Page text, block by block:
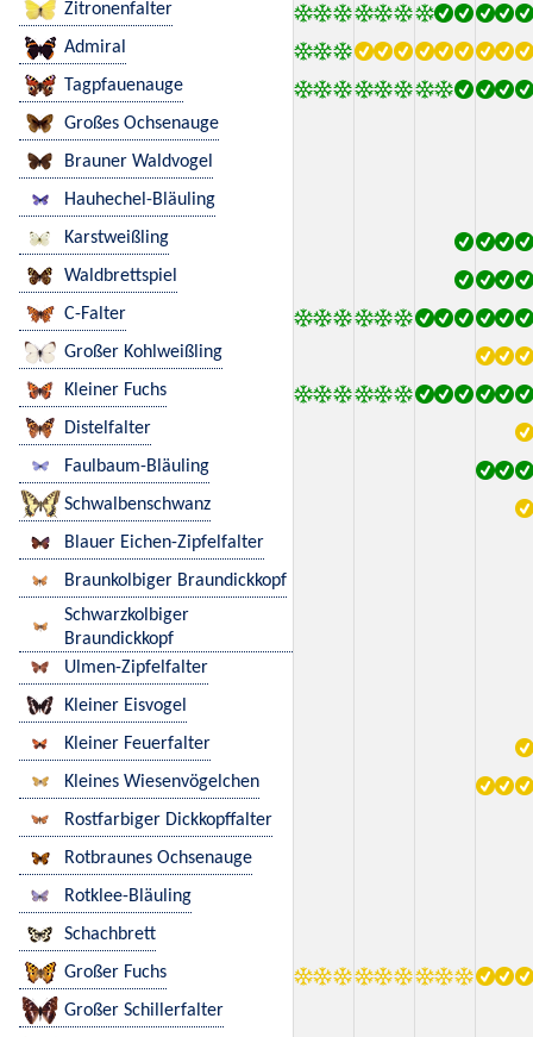
Zitronenfalter
Admiral
Tagpfauenauge
Großes Ochsenauge
Brauner Waldvogel
Hauhechel-Bläuling
Karstweißling
Waldbrettspiel
C-Falter
Großer Kohlweißling
Kleiner Fuchs
Distelfalter
Faulbaum-Bläuling
Schwalbenschwanz
Blauer Eichen-Zipfelfalter
Braunkolbiger Braundickkopf
Schwarzkolbiger
Braundickkopf
Ulmen-Zipfelfalter
Kleiner Eisvogel
Kleiner Feuerfalter
Kleines Wiesenvögelchen
Rostfarbiger Dickkopffalter
Rotbraunes Ochsenauge
Rotklee-Bläuling
Schachbrett
Großer Fuchs
Großer Schillerfalter